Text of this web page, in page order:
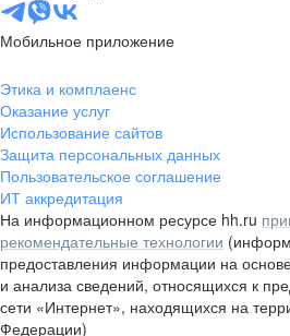
Мобильное приложение
Этика и комплаенс
Оказание услуг
Использование сайтов
Защита персональных данных
Пользовательское соглашение
ИТ аккредитация
На информационном ресурсе hh.ru
рекомендательные технологии
предоставления информации на
и анализа сведений, относящихся к
сети «Интернет», находящихся на
Федерации)